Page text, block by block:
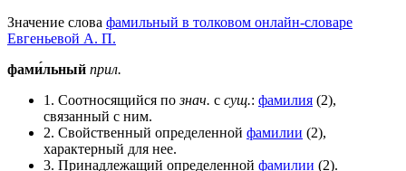
Значение слова фамильный в толковом онлайн-словаре
Евгеньевой А. П.
фами́льный прил.
1. Соотносящийся познач. с сущ.: фамилия (2),
связанный с ним.
2. Свойственный определенной фамилии (2),
характерный для нее.
3. Принадлежащий определенной фамилии (2).